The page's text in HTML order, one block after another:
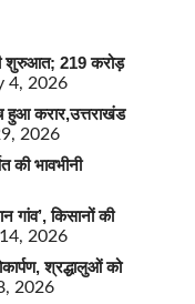
शुरुआत; 219 करोड़
4, 2026
हुआ करार,उत्तराखंड
2026
की भावभीनी
गांव’, किसानों की
2026
श्रद्धालुओं को
2026